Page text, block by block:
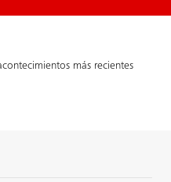
más recientes